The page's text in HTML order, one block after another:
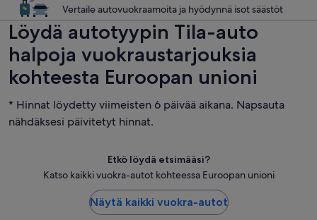
Vertaile autovuokraamoita ja hyödynnä isot säästöt
Löydä autotyypin Tila-auto
halpoja vuokraustarjouksia
kohteesta Euroopan unioni
* Hinnat löydetty viimeisten 6 päivää aikana. Napsauta
nähdäksesi päivitetyt hinnat.
Etkö löydä etsimääsi?
Katso kaikki vuokra-autot kohteessa Euroopan unioni
Näytä kaikki vuokra-autot